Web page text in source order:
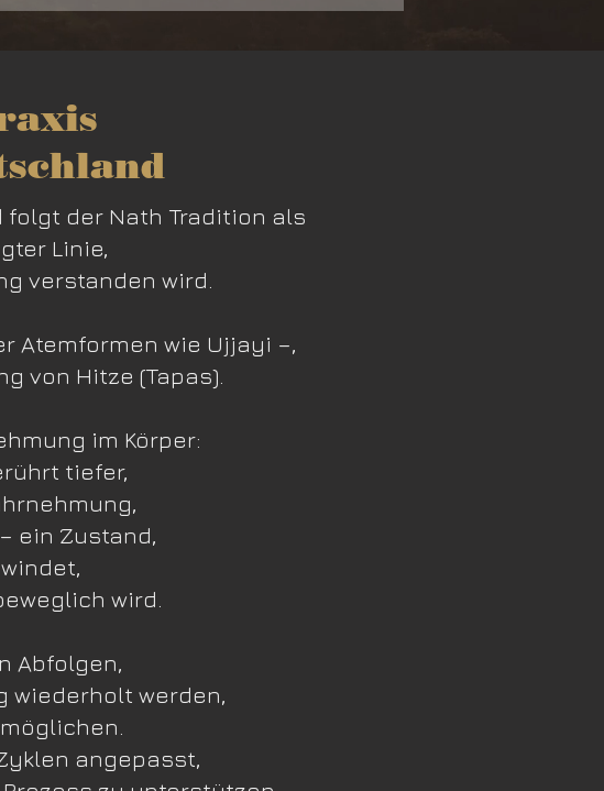
folgt der Nath Tradition als
Linie,
verstanden wird.
Atemformen wie Ujjayi –,
von Hitze (Tapas).
im Körper:
tiefer,
ein Zustand,
wird.
Abfolgen,
wiederholt werden,
angepasst,